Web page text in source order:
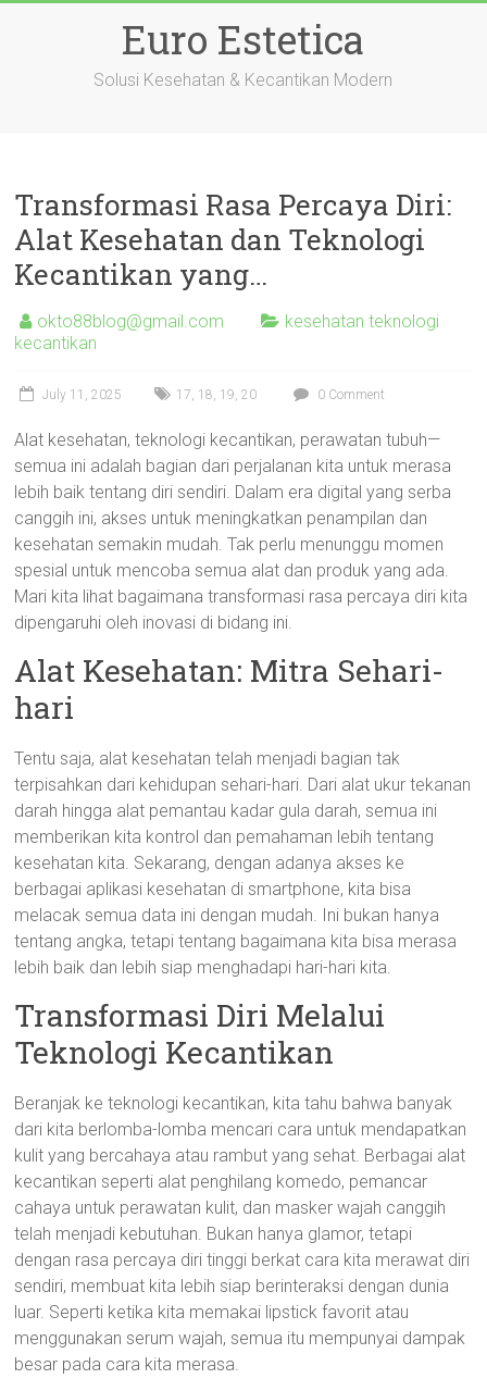
Euro Estetica
Solusi Kesehatan & Kecantikan Modern
Transformasi Rasa Percaya Diri:
Alat Kesehatan dan Teknologi
Kecantikan yang…
okto88blog@gmail.com
kesehatan teknologi
kecantikan
July 11, 2025 17, 18, 19,20 0 Comment
Alat kesehatan, teknologi kecantikan, perawatan tubuh—
semua ini adalah bagian dari perjalanan kita untuk merasa
lebih baik tentang diri sendiri. Dalam era digital yang serba
canggih ini, akses untuk meningkatkan penampilan dan
kesehatan semakin mudah. Tak perlu menunggu momen
spesial untuk mencoba semua alat dan produk yang ada.
Mari kita lihat bagaimana transformasi rasa percaya diri kita
dipengaruhi oleh inovasi di bidang ini.
Alat Kesehatan: Mitra Sehari-
hari
Tentu saja, alat kesehatan telah menjadi bagian tak
terpisahkan dari kehidupan sehari-hari. Dari alat ukur tekanan
darah hingga alat pemantau kadar gula darah, semua ini
memberikan kita kontrol dan pemahaman lebih tentang
kesehatan kita. Sekarang, dengan adanya akses ke
berbagai aplikasi kesehatan di smartphone, kita bisa
melacak semua data ini dengan mudah. Ini bukan hanya
tentang angka, tetapi tentang bagaimana kita bisa merasa
lebih baik dan lebih siap menghadapi hari-hari kita.
Transformasi Diri Melalui
Teknologi Kecantikan
Beranjak ke teknologi kecantikan, kita tahu bahwa banyak
dari kita berlomba-lomba mencari cara untuk mendapatkan
kulit yang bercahaya atau rambut yang sehat. Berbagai alat
kecantikan seperti alat penghilang komedo, pemancar
cahaya untuk perawatan kulit, dan masker wajah canggih
telah menjadi kebutuhan. Bukan hanya glamor, tetapi
dengan rasa percaya diri tinggi berkat cara kita merawat diri
sendiri, membuat kita lebih siap berinteraksi dengan dunia
luar. Seperti ketika kita memakai lipstick favorit atau
menggunakan serum wajah, semua itu mempunyai dampak
besar pada cara kita merasa.